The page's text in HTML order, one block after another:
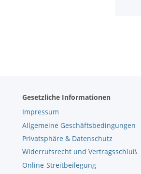
Gesetzliche Informationen
Impressum
Allgemeine Geschäftsbedingungen
Privatsphäre & Datenschutz
Widerrufsrecht und Vertragsschluß
Online-Streitbeilegung